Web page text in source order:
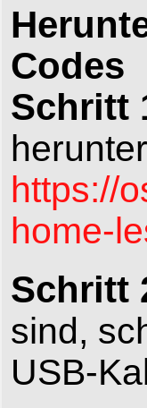
Codes
Schritt
https://
home-
Schritt
sind,
USB-